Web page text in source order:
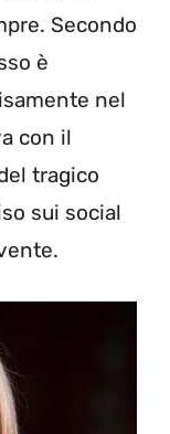
Secondo
è
nel
con il
tragico
sui social